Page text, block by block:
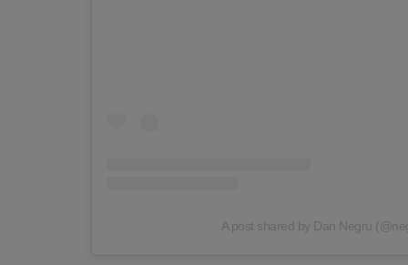
A post shared by Dan Negru